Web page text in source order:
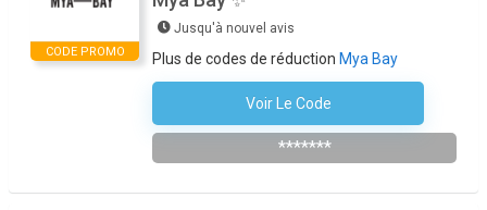
CODE PROMO
Jusqu'à nouvel avis
Plus de codes de réduction Mya Bay
Voir Le Code
S'inscrire À La Newsletter
*******